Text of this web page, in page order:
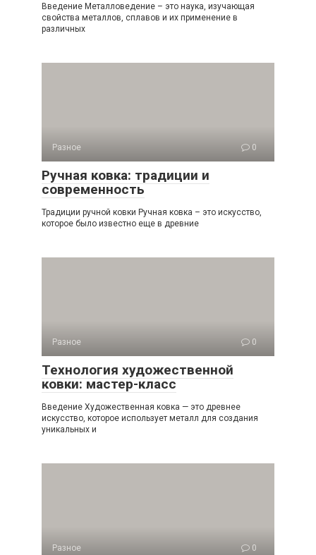
Введение Металловедение – это наука, изучающая
свойства металлов, сплавов и их применение в
различных
Разное 0
Ручная ковка: традиции и
современность
Традиции ручной ковки Ручная ковка – это искусство,
которое было известно еще в древние
Разное 0
Технология художественной
ковки: мастер-класс
Введение Художественная ковка — это древнее
искусство, которое использует металл для создания
уникальных и
Разное 0